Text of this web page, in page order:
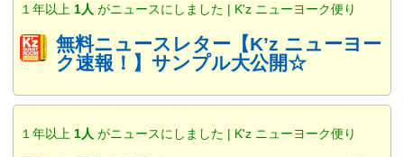
１年以上 1人 がニュースにしました | K'z ニューヨーク便り
無料ニュースレター【K’z ニューヨー
ク速報！】サンプル大公開☆
１年以上 1人 がニュースにしました | K'z ニューヨーク便り